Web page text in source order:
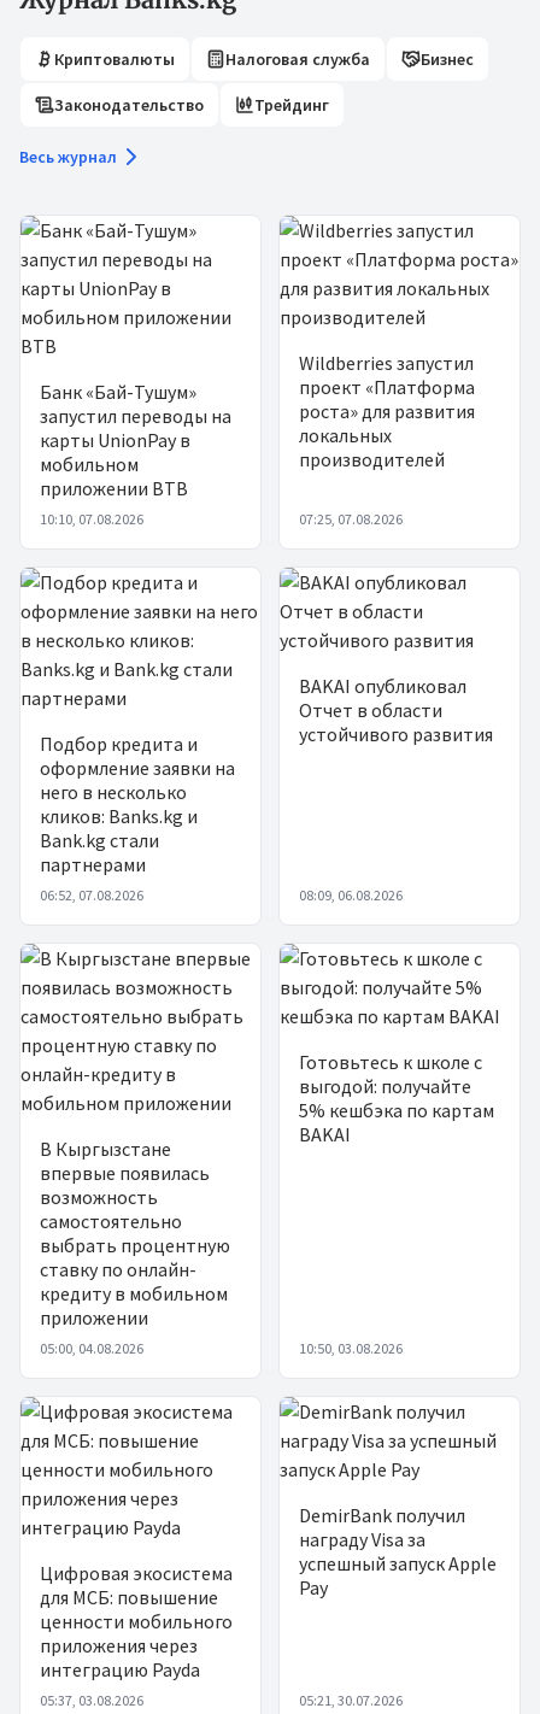
Криптовалюты Налоговая служба Бизнес
Законодательство Трейдинг
Весь журнал
Банк «Бай-Тушум»
запустил переводы на
карты UnionPay в
мобильном
приложении BTB
10:10, 07.08.2026
Wildberries запустил
проект «Платформа
роста» для развития
локальных
производителей
07:25, 07.08.2026
Подбор кредита и
оформление заявки на
него в несколько
кликов: Banks.kg и
Bank.kg стали
партнерами
06:52, 07.08.2026
BAKAI опубликовал
Отчет в области
устойчивого развития
08:09, 06.08.2026
В Кыргызстане
впервые появилась
возможность
самостоятельно
выбрать процентную
ставку по онлайн-
кредиту в мобильном
приложении
05:00, 04.08.2026
Готовьтесь к школе с
выгодой: получайте
5% кешбэка по картам
BAKAI
10:50, 03.08.2026
Цифровая экосистема
для МСБ: повышение
ценности мобильного
приложения через
интеграцию Payda
05:37, 03.08.2026
DemirBank получил
награду Visa за
успешный запуск Apple
Pay
05:21, 30.07.2026